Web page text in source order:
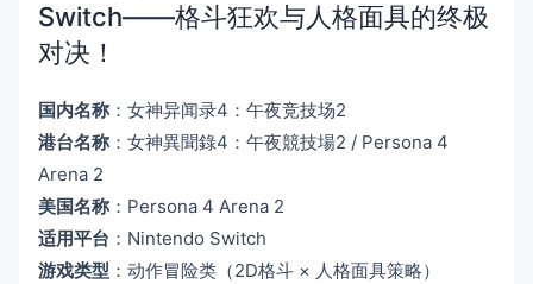
Switch——格斗狂欢与人格面具的终极
对决！
国内名称：女神异闻录4：午夜竞技场2
港台名称：女神異聞錄4：午夜競技場2 / Persona 4
Arena 2
美国名称：Persona 4 Arena 2
适用平台 ：Nintendo Switch
游戏类型 ：动作冒险类（2D格斗 × 人格面具策略）